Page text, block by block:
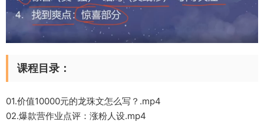
课程目录：
01.价值10000元的龙珠文怎么写？.mp4
02.爆款营作业点评：涨粉人设.mp4